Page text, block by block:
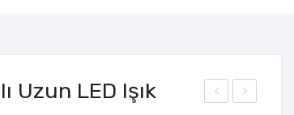
Uzun LED Işık